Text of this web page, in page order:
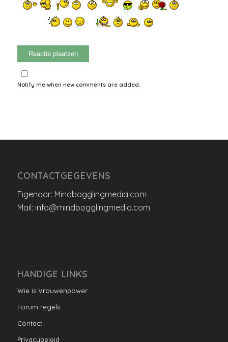
Notify me when new comments are added.
CONTACTGEGEVENS
Eigenaar: Mindbogglingmedia.com
Mail: info@mindbogglingmedia.com
HANDIGE LINKS
Wie is Vrouwenpower
Forum regels
Contact
Privacybeleid